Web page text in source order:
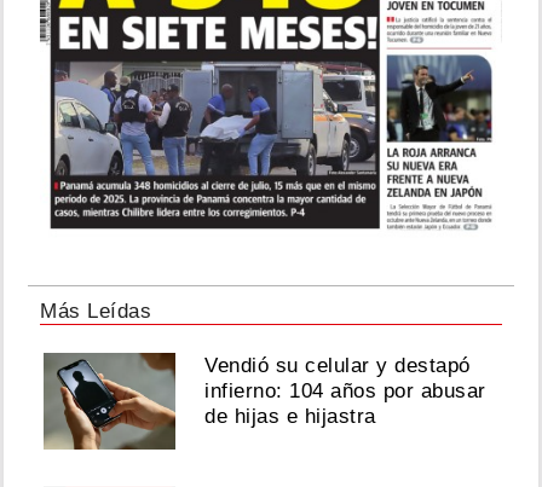
Más Leídas
Vendió su celular y destapó
infierno: 104 años por abusar
de hijas e hijastra